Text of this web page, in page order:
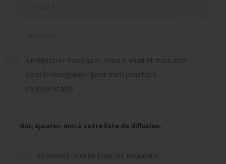
Enregistrer mon nom, mon e-mail et mon site
dans le navigateur pour mon prochain
commentaire.
Oui, ajoutez-moi à votre liste de diffusion.
Prévenez-moi de tous les nouveaux